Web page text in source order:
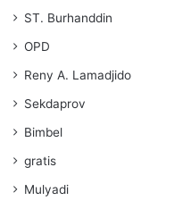
ST. Burhanddin
OPD
Reny A. Lamadjido
Sekdaprov
Bimbel
gratis
Mulyadi